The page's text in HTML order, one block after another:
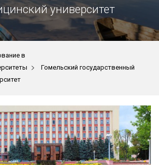
университет
в
>
Гомельский государственный